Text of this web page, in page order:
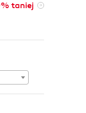
taniej